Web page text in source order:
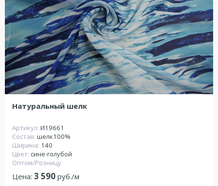
Натуральный шелк
Артикул: И19661
Состав: шелк100%
Ширина: 140
Цвет: сине-голубой
Оптом/Розницу
Цена: 3 590 руб./м